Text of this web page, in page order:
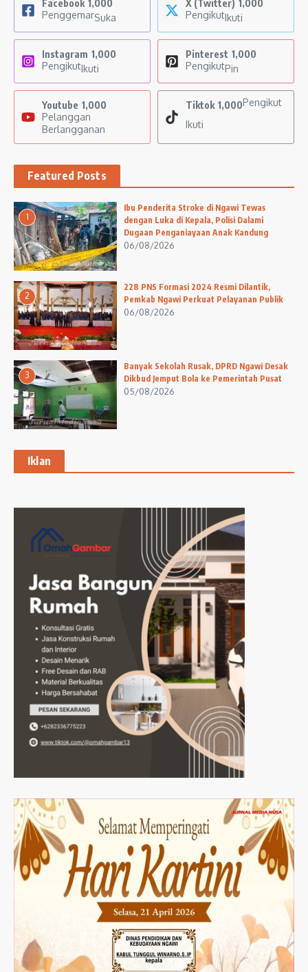
Facebook 1,000
PenggemarSuka
X (Twitter) 1,000
PengikutIkuti
Instagram 1,000
PengikutIkuti
Pinterest 1,000
PengikutPin
Youtube 1,000
Pelanggan
Berlangganan
Tiktok 1,000Pengikut
Ikuti
Featured Posts
1
Ibu Penderita Stroke di Ngawi Tewas
dengan Luka di Kepala, Polisi Dalami
Dugaan Penganiayaan Anak Kandung
06/08/2026
2
228 PNS Formasi 2024 Resmi Dilantik,
Pemkab Ngawi Perkuat Pelayanan Publik
06/08/2026
3
Banyak Sekolah Rusak, DPRD Ngawi Desak
Dikbud Jemput Bola ke Pemerintah Pusat
05/08/2026
Iklan